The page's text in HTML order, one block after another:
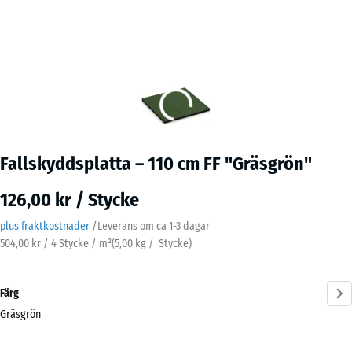
Fallskyddsplatta – 110 cm FF "Gräsgrön"
126,00 kr / Stycke
plus fraktkostnader /Leverans om ca 1-3 dagar
504,00 kr / 4 Stycke / m²(5,00 kg / Stycke)
Färg
Gräsgrön